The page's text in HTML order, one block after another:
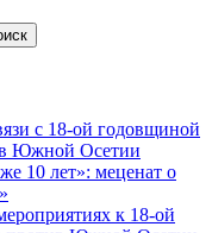
с 18-ой годовщиной
Южной Осетии
10 лет»: меценат о
к 18-ой